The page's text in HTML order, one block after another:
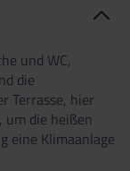
und WC,
die
Terrasse, hier
die heißen
eine Klimaanlage